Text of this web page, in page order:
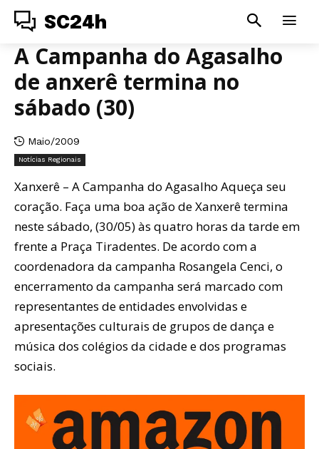
SC24h
A Campanha do Agasalho
de anxerê termina no
sábado (30)
Maio/2009
Notícias Regionais
Xanxerê – A Campanha do Agasalho Aqueça seu
coração. Faça uma boa ação de Xanxerê termina
neste sábado, (30/05) às quatro horas da tarde em
frente a Praça Tiradentes. De acordo com a
coordenadora da campanha Rosangela Cenci, o
encerramento da campanha será marcado com
representantes de entidades envolvidas e
apresentações culturais de grupos de dança e
música dos colégios da cidade e dos programas
sociais.